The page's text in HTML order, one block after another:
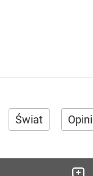
Świat